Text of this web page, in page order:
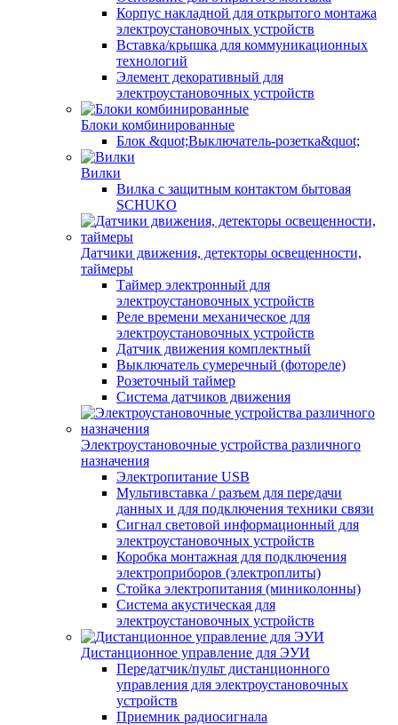
Корпус накладной для открытого монтажа
электроустановочных устройств
Вставка/крышка для коммуникационных
технологий
Элемент декоративный для
электроустановочных устройств
Блоки комбинированные
Блок &quot;Выключатель-розетка&quot;
Вилки
Вилка с защитным контактом бытовая
SCHUKO
Датчики движения, детекторы освещенности,
таймеры
Таймер электронный для
электроустановочных устройств
Реле времени механическое для
электроустановочных устройств
Датчик движения комплектный
Выключатель сумеречный (фотореле)
Розеточный таймер
Система датчиков движения
Электроустановочные устройства различного
назначения
Электропитание USB
Мультивставка / разъем для передачи
данных и для подключения техники связи
Сигнал световой информационный для
электроустановочных устройств
Коробка монтажная для подключения
электроприборов (электроплиты)
Стойка электропитания (миниколонны)
Система акустическая для
электроустановочных устройств
Дистанционное управление для ЭУИ
Передатчик/пульт дистанционного
управления для электроустановочных
устройств
Приемник радиосигнала